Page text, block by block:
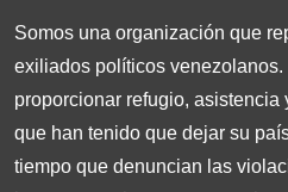
Somos una organización que
exiliados políticos
proporcionar refugio,
que han tenido que dejar su
tiempo que denuncian las